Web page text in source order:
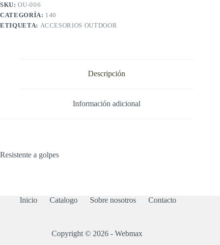
SKU:OU-006
CATEGORÍA: 140
ETIQUETA: ACCESORIOS OUTDOOR
Descripción
Información adicional
Resistente a golpes
Inicio Catalogo Sobre nosotros Contacto
Copyright © 2026 - Webmax